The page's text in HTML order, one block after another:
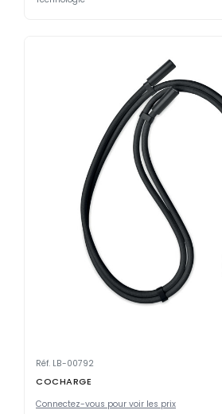
Réf. LB-00792
COCHARGE
Connectez-vous pour voir les prix